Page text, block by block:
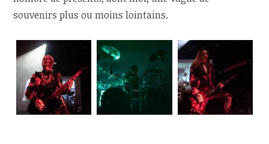
souvenirs plus ou moins lointains.